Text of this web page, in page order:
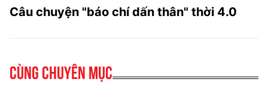
Câu chuyện "báo chí dấn thân" thời 4.0
Cùng chuyên mục